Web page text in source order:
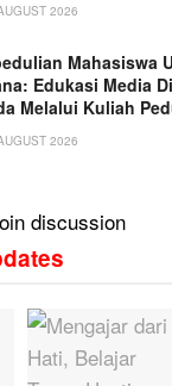
2026
Mahasiswa
Edukasi Media
Melalui Kuliah
1
2026
discussion